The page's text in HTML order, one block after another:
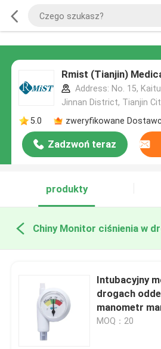
Rmist (Tianjin)
Address: No. 15,
Jinnan District, Tianjin
5.0
zweryfikowane
Zadzwoń teraz
produkty
Intubacyjny
drogach
manometr
pacjenta
MOQ：20